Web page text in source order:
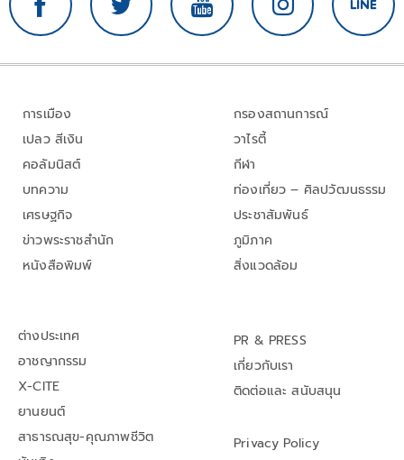
การเมือง
เปลว สีเงิน
คอลัมนิสต์
บทความ
เศรษฐกิจ
ข่าวพระราชสำนัก
หนังสือพิมพ์
กรองสถานการณ์
วาไรตี้
กีฬา
ท่องเที่ยว – ศิลปวัฒนธรรม
ประชาสัมพันธ์
ภูมิภาค
สิ่งแวดล้อม
ต่างประเทศ
อาชญากรรม
X-CITE
ยานยนต์
สาธารณสุข-คุณภาพชีวิต
PR & PRESS
เกี่ยวกับเรา
ติดต่อและ สนับสนุน
Privacy Policy